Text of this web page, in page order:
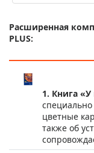
Расширенная
PLUS:
1. Книга
цветные
также об